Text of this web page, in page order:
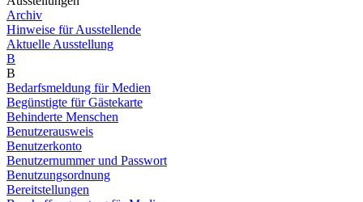
Archiv
Hinweise für Ausstellende
Aktuelle Ausstellung
B
B
Bedarfsmeldung für Medien
Begünstigte für Gästekarte
Behinderte Menschen
Benutzerausweis
Benutzerkonto
Benutzernummer und Passwort
Benutzungsordnung
Bereitstellungen